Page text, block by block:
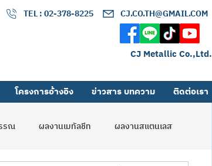
TEL : 02-378-8225 CJ.CO.TH@GMAIL.COM
CJ Metallic Co.,Ltd.
โครงการอ้างอิง ข่าวสาร บทความ ติดต่อเรา
รณ ผลงานเมทัลชีท ผลงานสแตนเลส